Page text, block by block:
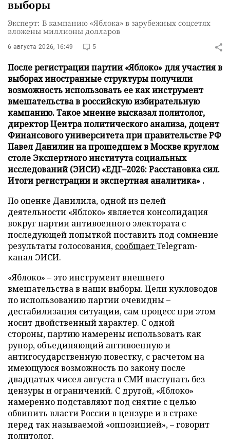
выборы
Эксперт: В кампанию «Яблока» в зарубежных соцсетях
вложены миллионы долларов
6 августа 2026, 16:49 5
После регистрации партии «Яблоко» для участия в
выборах иностранные структуры получили
возможность использовать ее как инструмент
вмешательства в российскую избирательную
кампанию. Такое мнение высказал политолог,
директор Центра политического анализа, доцент
Финансового университета при правительстве РФ
Павел Данилин на прошедшем в Москве круглом
столе Экспертного института социальных
исследований (ЭИСИ) «ЕДГ–2026: Расстановка сил.
Итоги регистрации и экспертная аналитика» .
По оценке Данилила, одной из целей
деятельности «Яблоко» является консолидация
вокруг партии антивоенного электората с
последующей попыткой поставить под сомнение
результаты голосования, сообщаетTelegram-
канал ЭИСИ.
«Яблоко» – это инструмент внешнего
вмешательства в наши выборы. Цели кукловодов
по использованию партии очевидны –
дестабилизация ситуации, сам процесс при этом
носит двойственный характер. С одной
стороны, партию намерены использовать как
рупор, объединяющий антивоенную и
антигосударственную повестку, с расчетом на
имеющуюся возможность по закону после
двадцатых чисел августа в СМИ выступать без
цензуры и ограничений. С другой, «Яблоко»
намеренно подставляют под снятие с целью
обвинить власти России в цензуре и в страхе
перед так называемой «оппозицией», – говорит
политолог.